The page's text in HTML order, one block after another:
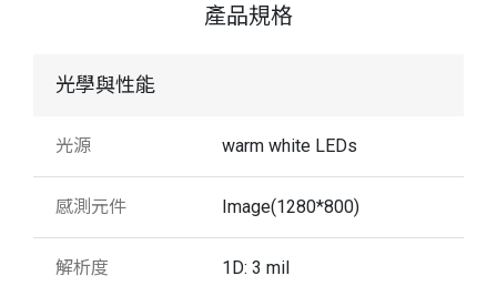
產品規格
光學與性能
光源 warm white LEDs
感測元件 Image(1280*800)
解析度
1D: 3 mil